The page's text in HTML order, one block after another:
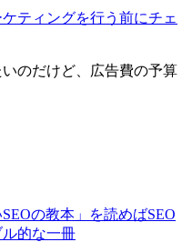
ティングを行う前にチェ
のだけど、広告費の予算
の教本」を読めばSEO
的な一冊